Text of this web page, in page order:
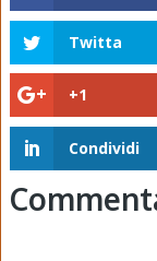
Twitta
+1
Condividi